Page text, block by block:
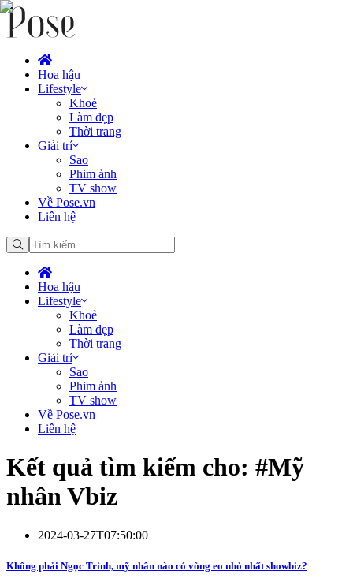
Hoa hậu
Lifestyle
Khoẻ
Làm đẹp
Thời trang
Giải trí
Sao
Phim ảnh
TV show
Về Pose.vn
Liên hệ
Hoa hậu
Lifestyle
Khoẻ
Làm đẹp
Thời trang
Giải trí
Sao
Phim ảnh
TV show
Về Pose.vn
Liên hệ
Kết quả tìm kiếm cho: #Mỹ
nhân Vbiz
2024-03-27T07:50:00
Không phải Ngọc Trinh, mỹ nhân nào có vòng eo nhỏ nhất showbiz?